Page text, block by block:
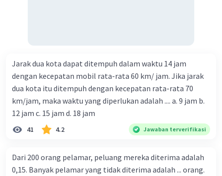
Jarak dua kota dapat ditempuh dalam waktu 14 jam
dengan kecepatan mobil rata-rata 60 km/ jam. Jika jarak
dua kota itu ditempuh dengan kecepatan rata-rata 70
km/jam, maka waktu yang diperlukan adalah .... a. 9 jam b.
12 jam c. 15 jam d. 18 jam
41 4.2 Jawaban terverifikasi
Dari 200 orang pelamar, peluang mereka diterima adalah
0,15. Banyak pelamar yang tidak diterima adalah ... orang.